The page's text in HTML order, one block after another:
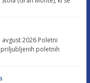
avgust 2026 Poletni
poletnih